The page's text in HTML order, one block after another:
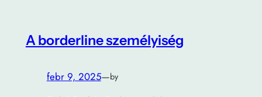
A borderline személyiség
febr 9, 2025—by